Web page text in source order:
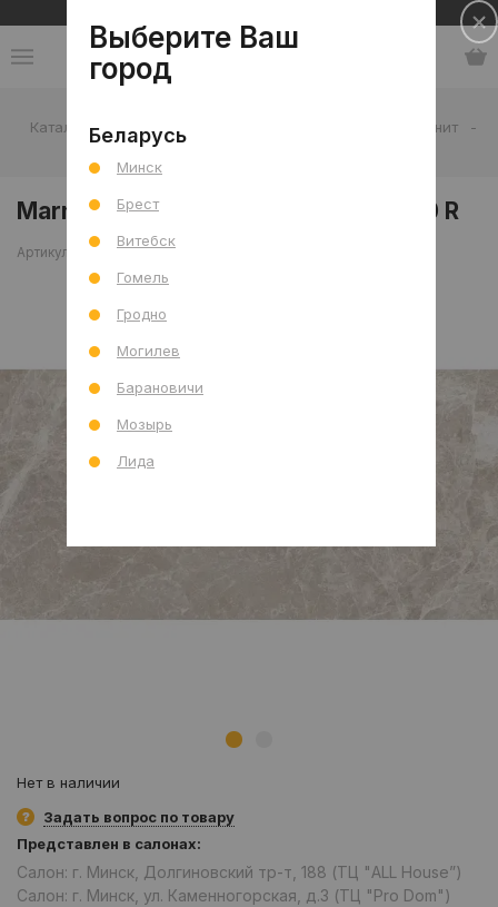
Каталог - Керамогранит
-
Marmostone Норковый лапп. 60x120 R
Marmostone Норковый лапп. 60x120 R
Артикул: 0000027493
Нет в наличии
Задать вопрос по товару
Представлен в салонах:
Салон: г. Минск, Долгиновский тр-т, 188 (ТЦ "ALL House”)
Салон: г. Минск, ул. Каменногорская, д.3 (ТЦ "Pro Dom")
Выберите Ваш
город
Беларусь
Минск
Брест
Витебск
Гомель
Гродно
Могилев
Барановичи
Мозырь
Лида